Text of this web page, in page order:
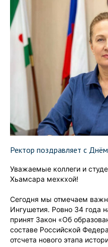
Ректор поздравляет с
Уважаемые коллеги и
Хьамсара мехкхой!
Сегодня мы отмечаем
Ингушетия. Ровно 34 года
принят Закон «Об
составе Российской
отсчета нового этапа